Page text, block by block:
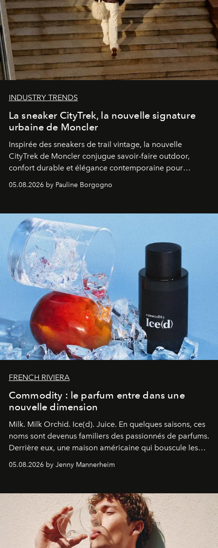
INDUSTRY TRENDS
La sneaker CityTrek, la nouvelle signature
urbaine de Moncler
Inspirée des sneakers de trail vintage, la nouvelle
CityTrek de Moncler conjugue savoir-faire outdoor,
confort durable et élégance contemporaine pour
05.08.2026 by Pauline Borgogno
FRENCH RIVIERA
Commodity : le parfum entre dans une
nouvelle dimension
Milk. Milk Orchid. Ice(d). Juice. En quelques saisons, ces
noms sont devenus familiers des passionnés de parfums.
Derrière eux, une maison américaine qui bouscule les
une approche aussi intuitive que personnelle :
05.08.2026 by Jenny Mannerheim